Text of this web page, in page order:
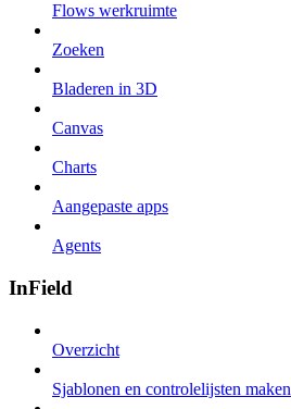
Flows werkruimte
Zoeken
Bladeren in 3D
Canvas
Charts
Aangepaste apps
Agents
InField
Overzicht
Sjablonen en controlelijsten maken